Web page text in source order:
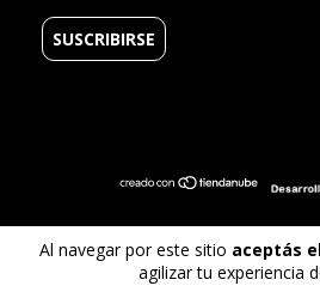
Al navegar por este sitio aceptás
agilizar tu experiencia
© Copyright Billabong
Todos los derechos